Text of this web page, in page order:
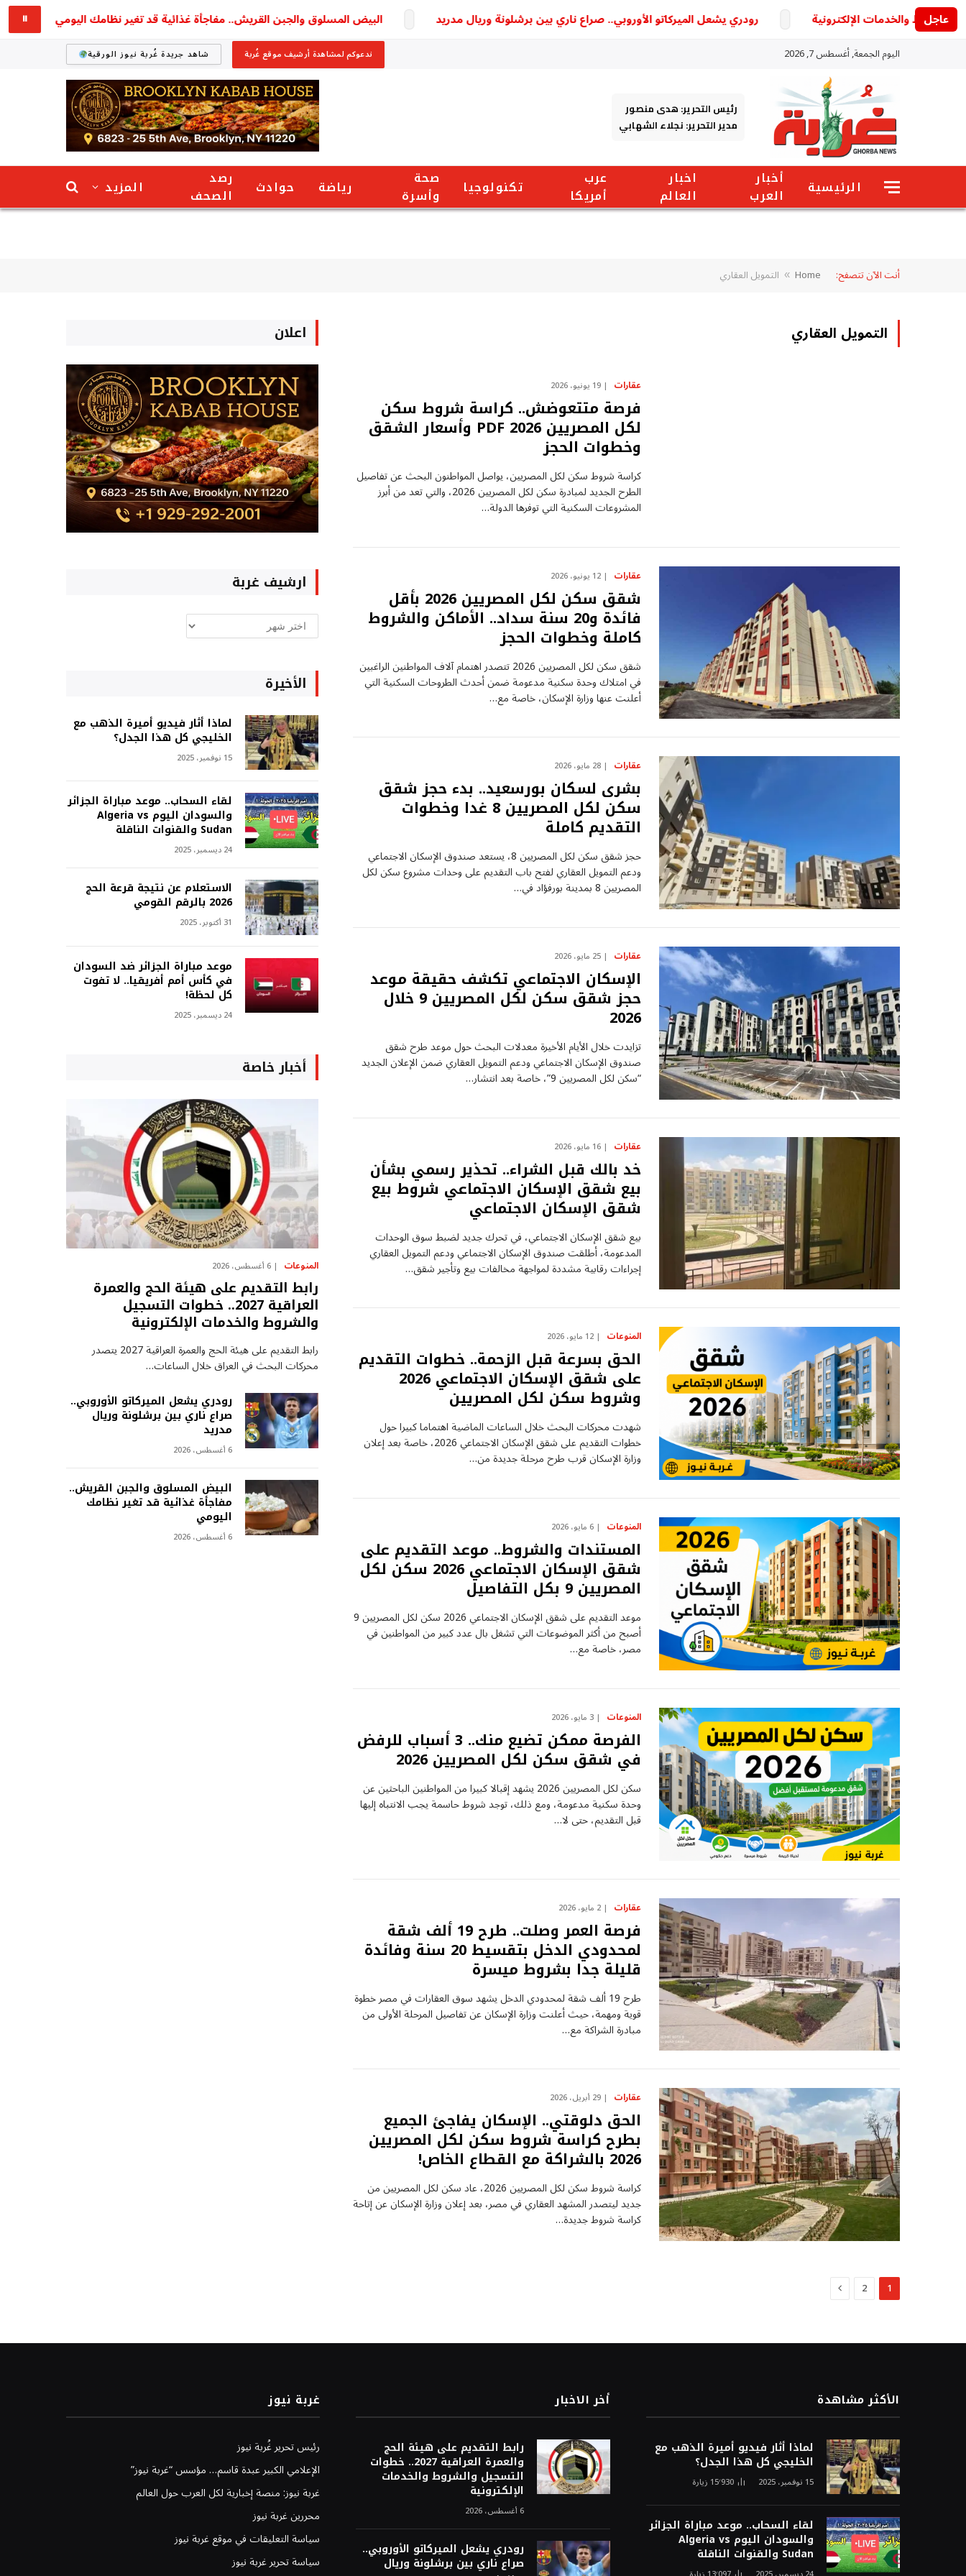
عاجل رودري يشعل الميركاتو الأوروبي.. صراع ناري بين برشلونة وريال مدريد البيض المسلوق والجبن القريش.. مفاجأة غذائية قد تغير نظامك اليومي استقرار
⏸
اليوم الجمعة, أغسطس 7, 2026 ندعوكم لمشاهدة أرشيف موقع غُربة شاهد جريدة غُربة نيوز الورقية
رئيس التحرير: هدى منصور
مدير التحرير: نجلاء الشهابي
الرئيسية
أخبار
العرب
اخبار
العالم
عرب
أمريكا
تكنولوجيا
صحة
وأسرة
رياضة حوادث
رصد
الصحف
المزيد
أنت الآن تتصفح: Home
» التمويل العقاري
التمويل العقاري
عقارات 19 يونيو، 2026
فرصة متتعوضش.. كراسة شروط سكن
لكل المصريين 2026 PDF وأسعار الشقق
وخطوات الحجز
كراسة شروط سكن لكل المصريين، يواصل المواطنون البحث عن تفاصيل
الطرح الجديد لمبادرة سكن لكل المصريين 2026، والتي تعد من أبرز
المشروعات السكنية التي توفرها الدولة…
عقارات 12 يونيو، 2026
شقق سكن لكل المصريين 2026 بأقل
فائدة و20 سنة سداد.. الأماكن والشروط
كاملة وخطوات الحجز
شقق سكن لكل المصريين 2026 تتصدر اهتمام آلاف المواطنين الراغبين
في امتلاك وحدة سكنية مدعومة ضمن أحدث الطروحات السكنية التي
أعلنت عنها وزارة الإسكان، خاصة مع…
عقارات 28 مايو، 2026
بشرى لسكان بورسعيد.. بدء حجز شقق
سكن لكل المصريين 8 غدا وخطوات
التقديم كاملة
حجز شقق سكن لكل المصريين 8، يستعد صندوق الإسكان الاجتماعي
ودعم التمويل العقاري لفتح باب التقديم على وحدات مشروع سكن لكل
المصريين 8 بمدينة بورفؤاد في…
عقارات 25 مايو، 2026
الإسكان الاجتماعي تكشف حقيقة موعد
حجز شقق سكن لكل المصريين 9 خلال
2026
تزايدت خلال الأيام الأخيرة معدلات البحث حول موعد طرح شقق
صندوق الإسكان الاجتماعي ودعم التمويل العقاري ضمن الإعلان الجديد
“سكن لكل المصريين 9”، خاصة بعد انتشار…
عقارات 16 مايو، 2026
خد بالك قبل الشراء.. تحذير رسمي بشأن
بيع شقق الإسكان الاجتماعي شروط بيع
شقق الإسكان الاجتماعي
بيع شقق الإسكان الاجتماعي، في تحرك جديد لضبط سوق الوحدات
المدعومة، أطلقت صندوق الإسكان الاجتماعي ودعم التمويل العقاري
إجراءات رقابية مشددة لمواجهة مخالفات بيع وتأجير شقق…
المنوعات 12 مايو، 2026
الحق بسرعة قبل الزحمة.. خطوات التقديم
على شقق الإسكان الاجتماعي 2026
وشروط سكن لكل المصريين
شهدت محركات البحث خلال الساعات الماضية اهتماما كبيرا حول
خطوات التقديم على شقق الإسكان الاجتماعي 2026، خاصة بعد إعلان
وزارة الإسكان قرب طرح مرحلة جديدة من…
المنوعات 6 مايو، 2026
المستندات والشروط.. موعد التقديم على
شقق الإسكان الاجتماعي 2026 سكن لكل
المصريين 9 بكل التفاصيل
موعد التقديم على شقق الإسكان الاجتماعي 2026 سكن لكل المصريين 9
أصبح من أكثر الموضوعات التي تشغل بال عدد كبير من المواطنين في
مصر، خاصة مع…
المنوعات 3 مايو، 2026
الفرصة ممكن تضيع منك.. 3 أسباب للرفض
في شقق سكن لكل المصريين 2026
سكن لكل المصريين 2026 يشهد إقبالا كبيرا من المواطنين الباحثين عن
وحدة سكنية مدعومة، ومع ذلك، توجد شروط حاسمة يجب الانتباه إليها
قبل التقديم، حتى لا…
عقارات 2 مايو، 2026
فرصة العمر وصلت.. طرح 19 ألف شقة
لمحدودي الدخل بتقسيط 20 سنة وفائدة
قليلة جدا بشروط ميسرة
طرح 19 ألف شقة لمحدودي الدخل يشهد سوق العقارات في مصر خطوة
قوية ومهمة، حيث أعلنت وزارة الإسكان عن تفاصيل المرحلة الأولى من
مبادرة الشراكة مع…
عقارات 29 أبريل، 2026
الحق دلوقتي.. الإسكان يفاجئ الجميع
بطرح كراسة شروط سكن لكل المصريين
2026 بالشراكة مع القطاع الخاص!
كراسة شروط سكن لكل المصريين 2026، عاد سكن لكل المصريين من
جديد ليتصدر المشهد العقاري في مصر، بعد إعلان وزارة الإسكان عن إتاحة
كراسة شروط جديدة…
1
2 التالي
اعلان
ارشيف غربة
ارشيف
غربة
الأخيرة
لماذا أثار فيديو أميرة الذهب مع
الخليجي كل هذا الجدل؟
15 نوفمبر، 2025
لقاء السحاب.. موعد مباراة الجزائر
والسودان اليوم Algeria vs
Sudan والقنوات الناقلة
24 ديسمبر، 2025
الاستعلام عن نتيجة قرعة الحج
2026 بالرقم القومي
31 أكتوبر، 2025
موعد مباراة الجزائر ضد السودان
في كأس أمم أفريقيا.. لا تفوت
كل لحظة!
24 ديسمبر، 2025
أخبار خاصة
المنوعات 6 أغسطس، 2026
رابط التقديم على هيئة الحج والعمرة
العراقية 2027.. خطوات التسجيل
والشروط والخدمات الإلكترونية
رابط التقديم على هيئة الحج والعمرة العراقية 2027 يتصدر
محركات البحث في العراق خلال الساعات…
رودري يشعل الميركاتو الأوروبي..
صراع ناري بين برشلونة وريال
مدريد
6 أغسطس، 2026
البيض المسلوق والجبن القريش..
مفاجأة غذائية قد تغير نظامك
اليومي
6 أغسطس، 2026
الأكثر مشاهدة
لماذا أثار فيديو أميرة الذهب مع
الخليجي كل هذا الجدل؟
15 نوفمبر، 2025 15٬930 زيارة
لقاء السحاب.. موعد مباراة الجزائر
والسودان اليوم Algeria vs
Sudan والقنوات الناقلة
أخر الاخبار
رابط التقديم على هيئة الحج
والعمرة العراقية 2027.. خطوات
التسجيل والشروط والخدمات
الإلكترونية
6 أغسطس، 2026
رودري يشعل الميركاتو الأوروبي..
صراع ناري بين برشلونة وريال
غربة نيوز
رئيس تحرير غُربة نيوز
الإعلامي الكبير عبدة قاسم… مؤسس “غربة نيوز”
غربة نيوز: منصة إخبارية لكل العرب حول العالم
محررين غربة نيوز
سياسة التعليقات في موقع غربة نيوز
سياسة تحرير غربة نيوز